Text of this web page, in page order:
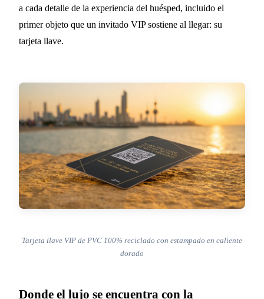
a cada detalle de la experiencia del huésped, incluido el
primer objeto que un invitado VIP sostiene al llegar: su
tarjeta llave.
Tarjeta llave VIP de PVC 100% reciclado con estampado en caliente
dorado
Donde el lujo se encuentra con la